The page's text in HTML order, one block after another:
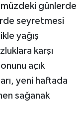
günlerde
seyretmesi
yağış
karşı
açık
yeni haftada
sağanak